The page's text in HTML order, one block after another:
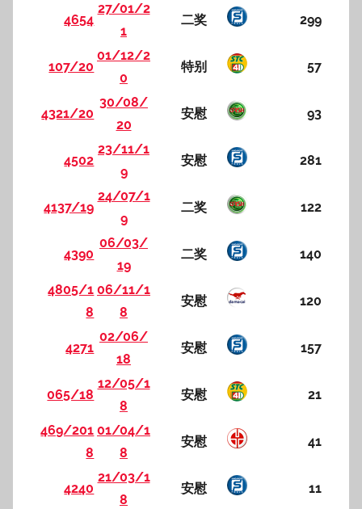
4654
27/01/2
1
二奖 299
107/20
01/12/2
0
特别 57
4321/20
30/08/
20
安慰 93
4502
23/11/1
9
安慰 281
4137/19
24/07/1
9
二奖 122
4390
06/03/
19
二奖 140
4805/1
8
06/11/1
8
安慰 120
4271
02/06/
18
安慰 157
065/18
12/05/1
8
安慰 21
469/201
8
01/04/1
8
安慰 41
4240
21/03/1
8
安慰 11